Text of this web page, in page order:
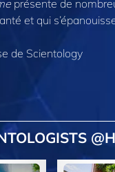
présente de
et qui
de Scientology